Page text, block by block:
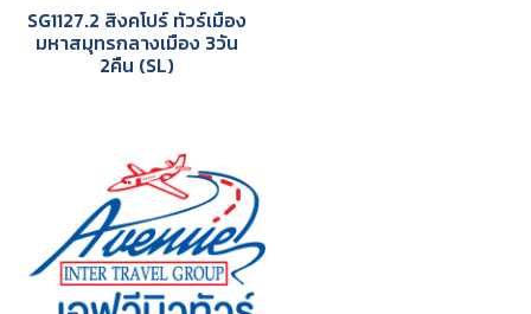
SG1127.2 สิงคโปร์ ทัวร์เมือง
มหาสมุทรกลางเมือง 3วัน
2คืน (SL)